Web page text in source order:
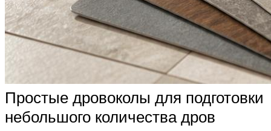
Простые дровоколы для подготовки
небольшого количества дров